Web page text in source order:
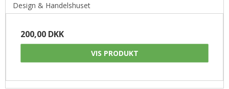
Design & Handelshuset
200,00 DKK
VIS PRODUKT